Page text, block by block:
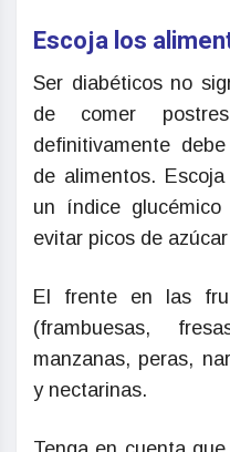
Escoja los
Ser diabéticos no
de comer
definitivamente
de alimentos.
un índice
evitar picos de
El frente en las
(frambuesas,
manzanas, peras,
y nectarinas.